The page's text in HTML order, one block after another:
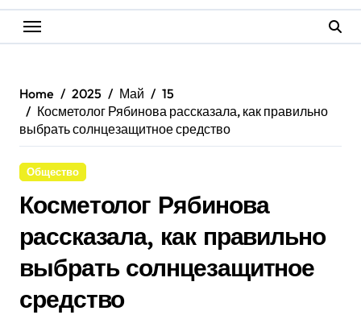
Home 2025 Май
15
Косметолог Рябинова рассказала, как правильно
выбрать солнцезащитное средство
Общество
Косметолог Рябинова
рассказала, как правильно
выбрать солнцезащитное
средство